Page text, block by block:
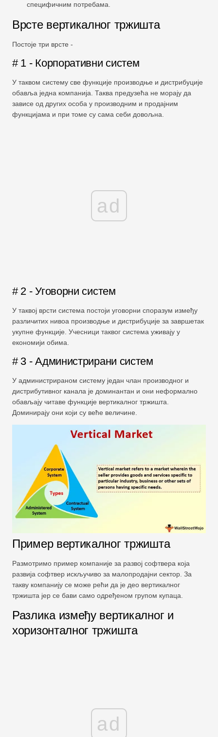
специфичним потребама.
Врсте вертикалног тржишта
Постоје три врсте -
# 1 - Корпоративни систем
У таквом систему све функције производње и дистрибуције
обавља једна компанија. Таква предузећа не морају да
зависе од других особа у производним и продајним
функцијама и при томе су сама себи довољна.
ad
# 2 - Уговорни систем
У таквој врсти система постоји уговорни споразум између
различитих нивоа производње и дистрибуције за завршетак
укупне функције. Учесници таквог система уживају у
економији обима.
# 3 - Администрирани систем
У администрираном систему један члан производног и
дистрибутивног канала је доминантан и они неформално
обављају читаве функције вертикалног тржишта.
Доминирају они који су веће величине.
Пример вертикалног тржишта
Размотримо пример компаније за развој софтвера која
развија софтвер искључиво за малопродајни сектор. За
такву компанију се може рећи да је део вертикалног
тржишта јер се бави само одређеном групом купаца.
Разлика између вертикалног и
хоризонталног тржишта
ad